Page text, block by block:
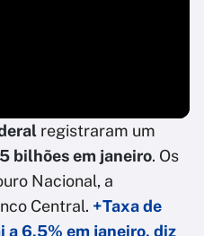
registraram um
bilhões em janeiro. Os
Nacional, a
Central. +Taxa de
a 6,5% em janeiro, diz